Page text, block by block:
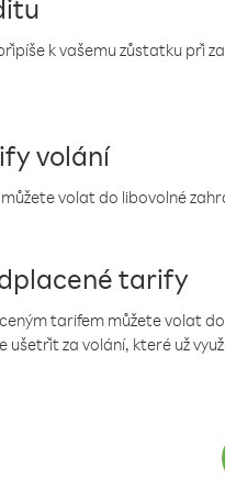
k vašemu zůstatku při
volání
volat do libovolné
tarify
tarifem můžete volat
ušetřit za volání, které už